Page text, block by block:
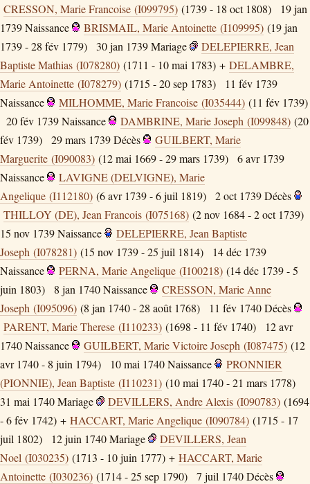
CRESSON, Marie Francoise (I099795) (1739 - 18 oct 1808)
19 jan
1739Naissance BRISMAIL, Marie Antoinette (I109995) (19 jan
1739 - 28 fév 1779)
30 jan 1739Mariage
DELEPIERRE, Jean
Baptiste Mathias (I078280) (1711 - 10 mai 1783) + DELAMBRE,
Marie Antoinette (I078279) (1715 - 20 sep 1783)
11 fév 1739
Naissance
MILHOMME, Marie Francoise (I035444) (11 fév 1739)
20 fév 1739Naissance DAMBRINE, Marie Joseph (I099848) (20
fév 1739)
29 mars 1739Décès
GUILBERT, Marie
Marguerite (I090083) (12 mai 1669 - 29 mars 1739)
6 avr 1739
Naissance
LAVIGNE (DELVIGNE), Marie
Angelique (I112180) (6 avr 1739 - 6 juil 1819) 2 oct 1739Décès
THILLOY (DE), Jean Francois (I075168) (2 nov 1684 - 2 oct 1739)
15 nov 1739Naissance
DELEPIERRE, Jean Baptiste
Joseph (I078281) (15 nov 1739 - 25 juil 1814)
14 déc 1739
Naissance
PERNA, Marie Angelique (I100218) (14 déc 1739 - 5
juin 1803)
8 jan 1740Naissance
CRESSON, Marie Anne
Joseph (I095096) (8 jan 1740 - 28 août 1768) 11 fév 1740Décès
PARENT, Marie Therese (I110233) (1698 - 11 fév 1740)
12 avr
1740Naissance GUILBERT, Marie Victoire Joseph (I087475) (12
avr 1740 - 8 juin 1794)
10 mai 1740Naissance
PRONNIER
(PIONNIE), Jean Baptiste (I110231) (10 mai 1740 - 21 mars 1778)
31 mai 1740Mariage DEVILLERS, Andre Alexis (I090783) (1694
- 6 fév 1742) + HACCART, Marie Angelique (I090784) (1715 - 17
juil 1802)
12 juin 1740Mariage
DEVILLERS, Jean
Noel (I030235) (1713 - 10 juin 1777) + HACCART, Marie
Antoinette (I030236) (1714 - 25 sep 1790) 7 juil 1740Décès